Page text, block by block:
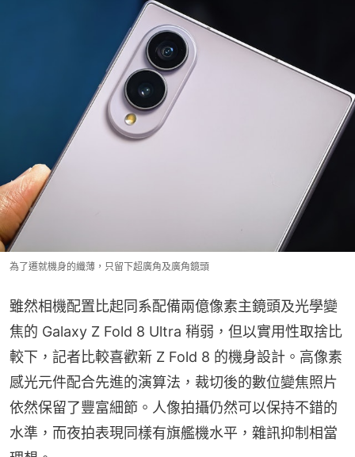
為了遷就機身的纖薄，只留下超廣角及廣角鏡頭
雖然相機配置比起同系配備兩億像素主鏡頭及光學變
焦的 Galaxy Z Fold 8 Ultra 稍弱，但以實用性取捨比
較下，記者比較喜歡新 Z Fold 8 的機身設計。高像素
感光元件配合先進的演算法，裁切後的數位變焦照片
依然保留了豐富細節。人像拍攝仍然可以保持不錯的
水準，而夜拍表現同樣有旗艦機水平，雜訊抑制相當